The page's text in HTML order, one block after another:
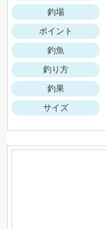
釣場
ポイント
釣魚
釣り方
釣果
サイズ